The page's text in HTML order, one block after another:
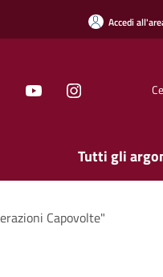
Accedi
Tutti gli
Capovolte"